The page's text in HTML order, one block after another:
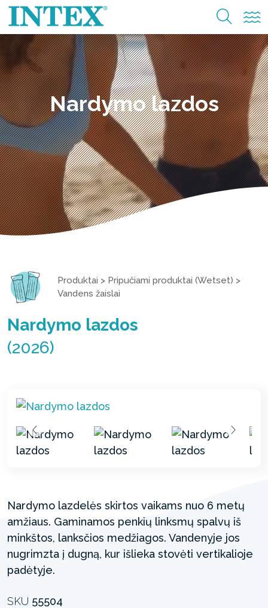
Nardymo lazdos
Produktai > Pripučiami produktai (Wetset) >
Vandens žaislai
Nardymo lazdos
(2026)
Nardymo lazdelės skirtos vaikams nuo 6 metų
amžiaus. Gaminamos penkių linksmų spalvų iš
minkštos, lanksčios medžiagos. Vandenyje jos
nugrimzta į dugną, kur išlieka stovėti vertikalioje
padėtyje.
SKU 55504